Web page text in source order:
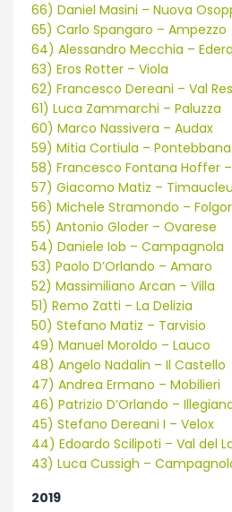
66) Daniel Masini – Nuova
65) Carlo Spangaro – Ampezzo
64) Alessandro Mecchia – Edera
63) Eros Rotter – Viola
62) Francesco Dereani – Val
61) Luca Zammarchi – Paluzza
60) Marco Nassivera – Audax
59) Mitia Cortiula – Pontebbana
58) Francesco Fontana Hoffer
57) Giacomo Matiz –
56) Michele Stramondo –
55) Antonio Gloder – Ovarese
54) Daniele Iob – Campagnola
53) Paolo D’Orlando – Amaro
52) Massimiliano Arcan – Villa
51) Remo Zatti – La Delizia
50) Stefano Matiz – Tarvisio
49) Manuel Moroldo – Lauco
48) Angelo Nadalin – Il Castello
47) Andrea Ermano – Mobilieri
46) Patrizio D’Orlando –
45) Stefano Dereani I – Velox
44) Edoardo Scilipoti – Val del
43) Luca Cussigh –
2019